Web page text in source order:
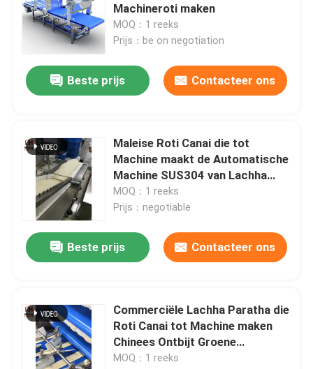
Machineroti maken
MOQ：1 reeks
Prijs：be on negotiation
Beste prijs Contacteer ons
Maleise Roti Canai die tot
Machine maakt de Automatische
Machine SUS304 van Lachha
Paratha
MOQ：1 reeks
Prijs：negotiable
Beste prijs Contacteer ons
Commerciële Lachha Paratha die
Roti Canai tot Machine maken
Chinees Ontbijt Groene
Uipannekoek
MOQ：1 reeks